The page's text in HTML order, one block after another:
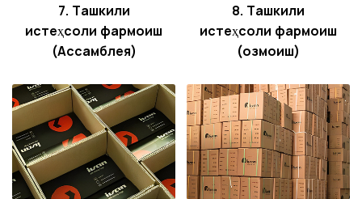
7. Ташкили
истеҳсоли фармоиш
(Ассамблея)
8. Ташкили
истеҳсоли фармоиш
(озмоиш)